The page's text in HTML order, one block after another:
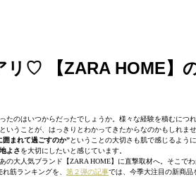
リ♡ 【ZARA HOME】
のはいつからだったでしょうか。様々な経験を積むにつ
いうことが、はっきりとわかってきたからなのかもしれませ
囲まれて過ごすのか”ということの大切さも肌で感じるよう
よさを大切にしたいと感じています。
の大人気ブランド【ZARA HOME】に直撃取材へ。そこで
れ筋ランキングを、 第２弾の記事では、今季大注目の新商品